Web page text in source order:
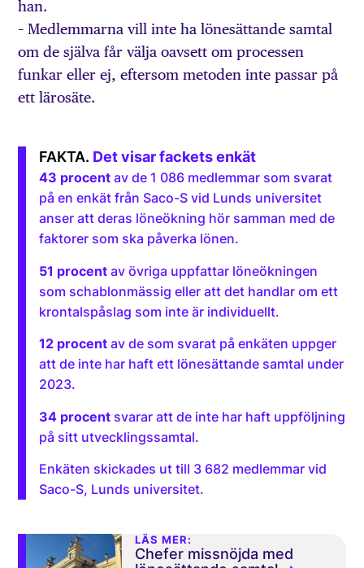
han.
– Medlemmarna vill inte ha lönesättande samtal
om de själva får välja oavsett om processen
funkar eller ej, eftersom metoden inte passar på
ett lärosäte.
Det visar fackets enkät
43 procent av de 1 086 medlemmar som svarat
på en enkät från Saco-S vid Lunds universitet
anser att deras löneökning hör samman med de
faktorer som ska påverka lönen.
51 procent av övriga uppfattar löneökningen
som schablonmässig eller att det handlar om ett
krontalspåslag som inte är individuellt.
12 procent av de som svarat på enkäten uppger
att de inte har haft ett lönesättande samtal under
2023.
34 procent svarar att de inte har haft uppföljning
på sitt utvecklingssamtal.
Enkäten skickades ut till 3 682 medlemmar vid
Saco-S, Lunds universitet.
LÄS MER:
Chefer missnöjda med